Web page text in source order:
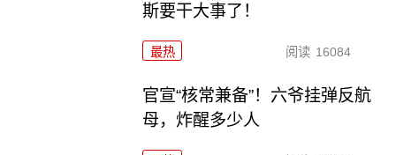
斯要干大事了！
最热 阅读 16084
官宣“核常兼备”！六爷挂弹反航
母，炸醒多少人